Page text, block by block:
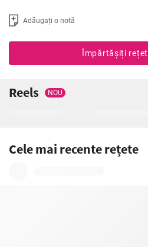
Adăugați o notă
Împărtășiți
Reels NOU
Cele mai recente rețete